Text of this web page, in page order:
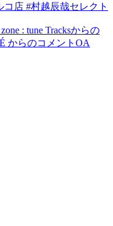
店 #村越辰哉セレクト
: tune Tracksからの
からのコメントOA